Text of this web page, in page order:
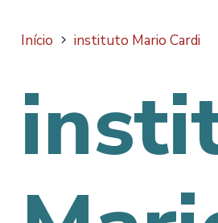
Início instituto Mario Cardi